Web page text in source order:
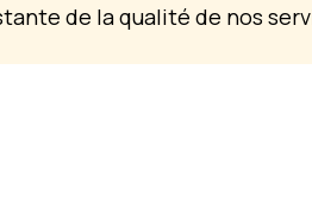
de la qualité de nos